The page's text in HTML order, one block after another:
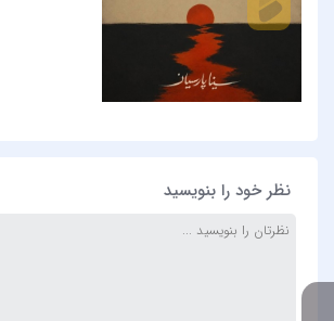
نظر خود را بنویسید